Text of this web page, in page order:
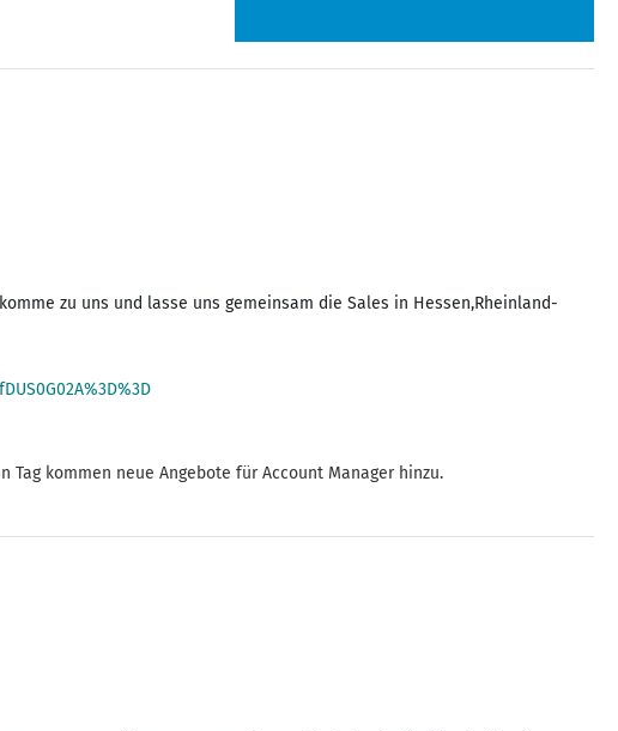
zu uns und lasse uns gemeinsam die Sales in Hessen,Rheinland-
Tag kommen neue Angebote für Account Manager hinzu.